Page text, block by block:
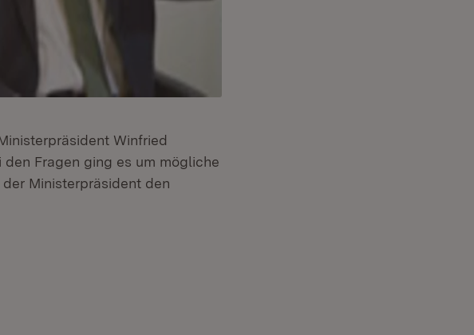
Winfried
Fragen ging es um mögliche
Ministerpräsident den